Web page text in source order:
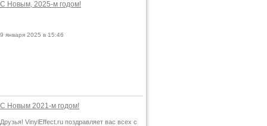
С Новым, 2025-м годом!
9 января 2025 в 15:46
С Новым 2021-м годом!
Друзья! VinylEffect.ru поздравляет вас всех с